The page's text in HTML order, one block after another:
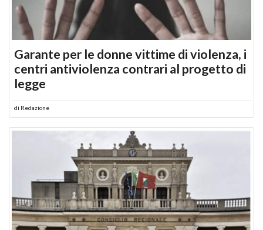
Garante per le donne vittime di violenza, i
centri antiviolenza contrari al progetto di
legge
di Redazione